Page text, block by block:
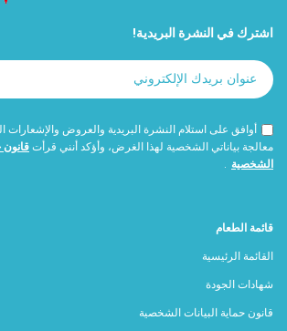
اشترك في النشرة البريدية!
أوافق على استلام النشرة البريدية والعروض والإشعارات
معالجة بياناتي الشخصية لهذا الغرض، وأؤكد أنني قرأتقانون
الشخصية .
قائمة الطعام
القائمة الرئيسية
شهادات الجودة
قانون حماية البيانات الشخصية